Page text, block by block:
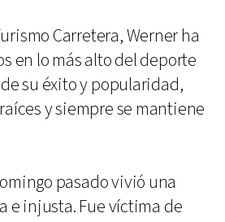
Carretera, Werner ha
en lo más alto del deporte
su éxito y popularidad,
y siempre se mantiene
pasado vivió una
e injusta. Fue víctima de